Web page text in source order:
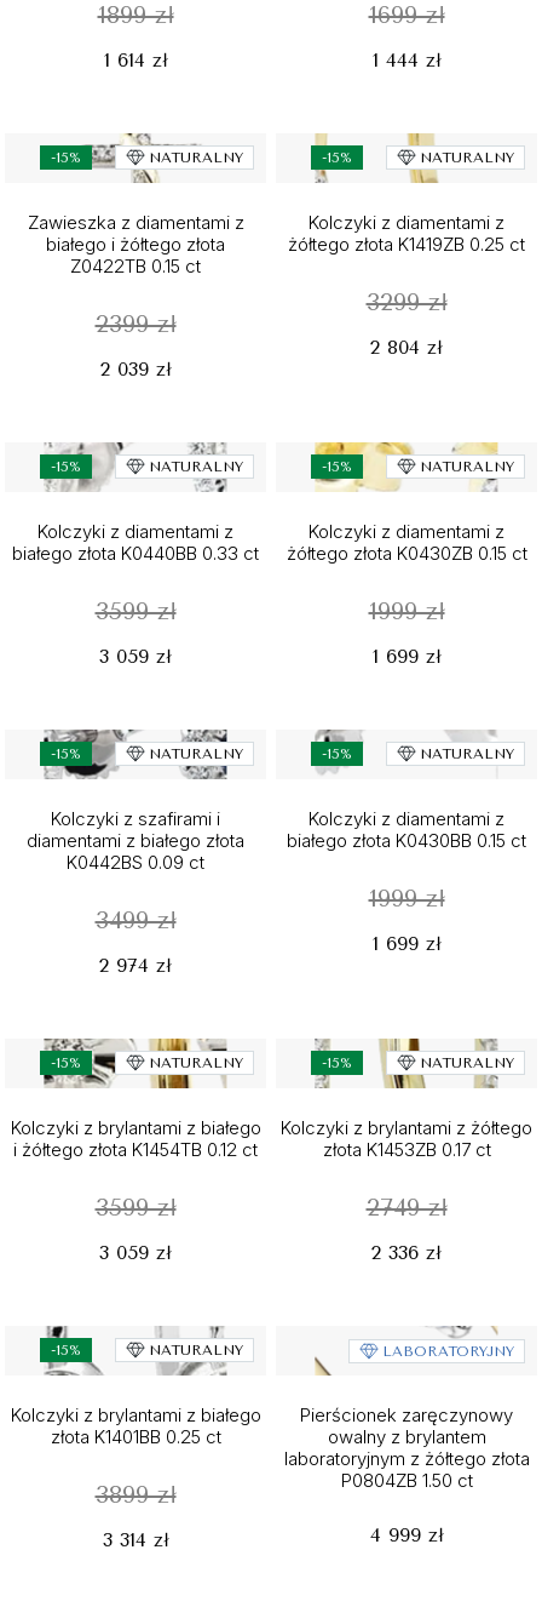
1899 zł
1 614 zł
1699 zł
1 444 zł
-15% NATURALNY
Zawieszka z diamentami z
białego i żółtego złota
Z0422TB 0.15 ct
2399 zł
2 039 zł
-15% NATURALNY
Kolczyki z diamentami z
żółtego złota K1419ZB 0.25 ct
3299 zł
2 804 zł
-15% NATURALNY
Kolczyki z diamentami z
białego złota K0440BB 0.33 ct
3599 zł
3 059 zł
-15% NATURALNY
Kolczyki z diamentami z
żółtego złota K0430ZB 0.15 ct
1999 zł
1 699 zł
-15% NATURALNY
Kolczyki z szafirami i
diamentami z białego złota
K0442BS 0.09 ct
3499 zł
2 974 zł
-15% NATURALNY
Kolczyki z diamentami z
białego złota K0430BB 0.15 ct
1999 zł
1 699 zł
-15% NATURALNY
Kolczyki z brylantami z białego
i żółtego złota K1454TB 0.12 ct
3599 zł
3 059 zł
-15% NATURALNY
Kolczyki z brylantami z żółtego
złota K1453ZB 0.17 ct
2749 zł
2 336 zł
-15% NATURALNY
Kolczyki z brylantami z białego
złota K1401BB 0.25 ct
3899 zł
3 314 zł
LABORATORYJNY
Pierścionek zaręczynowy
owalny z brylantem
laboratoryjnym z żółtego złota
P0804ZB 1.50 ct
4 999 zł